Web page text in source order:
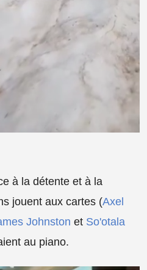
à la détente et à la
jouent aux cartes (Axel
Johnston et So'otala
au piano.